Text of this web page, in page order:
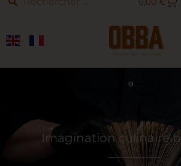
Imagination culinaire